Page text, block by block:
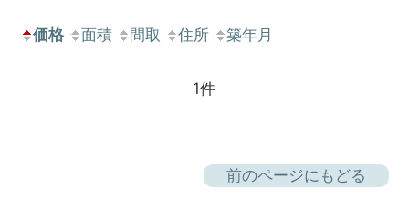
価格 面積 間取 住所 築年月
1件
前のページにもどる